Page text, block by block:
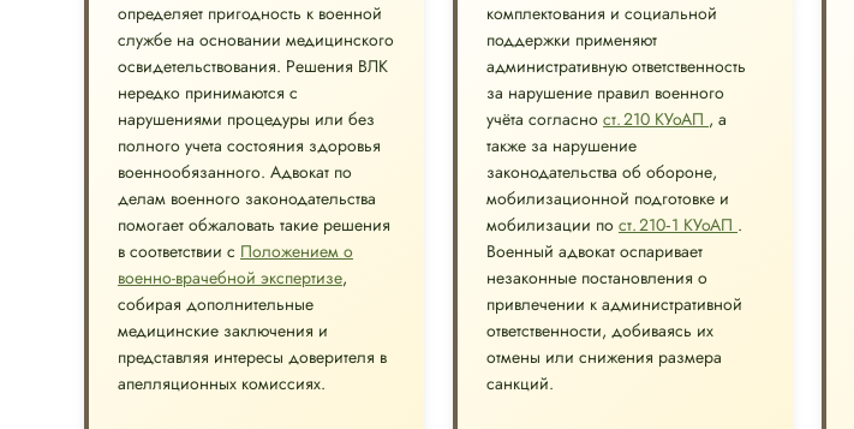
определяет пригодность к военной
службе на основании медицинского
освидетельствования. Решения ВЛК
нередко принимаются с
нарушениями процедуры или без
полного учета состояния здоровья
военнообязанного. Адвокат по
делам военного законодательства
помогает обжаловать такие решения
в соответствии с Положением о
военно-врачебной экспертизе,
собирая дополнительные
медицинские заключения и
представляя интересы доверителя в
апелляционных комиссиях.
комплектования и социальной
поддержки применяют
административную ответственность
за нарушение правил военного
учёта согласно ст. 210 КУоАП , а
также за нарушение
законодательства об обороне,
мобилизационной подготовке и
мобилизации по ст. 210‑1 КУоАП .
Военный адвокат оспаривает
незаконные постановления о
привлечении к административной
ответственности, добиваясь их
отмены или снижения размера
санкций.